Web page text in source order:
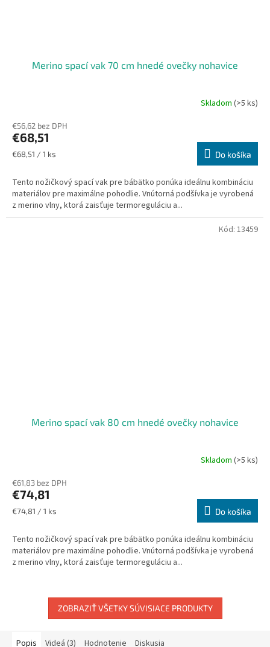
Merino spací vak 70 cm hnedé ovečky nohavice
Skladom (>5 ks)
€56,62 bez DPH
€68,51
Jednotková
€68,51 / 1 ks Do košíka
Tento nožičkový spací vak pre bábätko ponúka ideálnu kombináciu
materiálov pre maximálne pohodlie. Vnútorná podšívka je vyrobená
z merino vlny, ktorá zaisťuje termoreguláciu a...
Merino spací vak 80 cm hnedé ovečky nohavice
Skladom (>5 ks)
€61,83 bez DPH
€74,81
Jednotková
€74,81 / 1 ks Do košíka
Tento nožičkový spací vak pre bábätko ponúka ideálnu kombináciu
materiálov pre maximálne pohodlie. Vnútorná podšívka je vyrobená
z merino vlny, ktorá zaisťuje termoreguláciu a...
Kód: 13459
ZOBRAZIŤ VŠETKY SÚVISIACE PRODUKTY
Popis Videá (3) Hodnotenie Diskusia